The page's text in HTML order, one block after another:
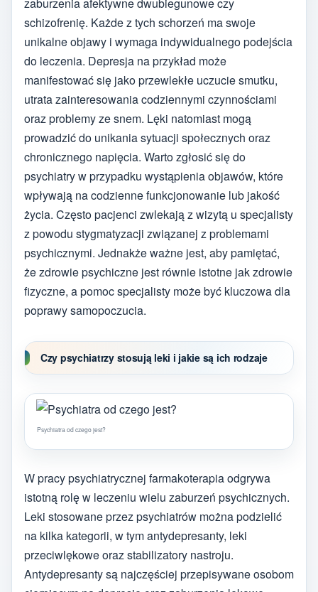
zaburzenia afektywne dwubiegunowe czy
schizofrenię. Każde z tych schorzeń ma swoje
unikalne objawy i wymaga indywidualnego podejścia
do leczenia. Depresja na przykład może
manifestować się jako przewlekłe uczucie smutku,
utrata zainteresowania codziennymi czynnościami
oraz problemy ze snem. Lęki natomiast mogą
prowadzić do unikania sytuacji społecznych oraz
chronicznego napięcia. Warto zgłosić się do
psychiatry w przypadku wystąpienia objawów, które
wpływają na codzienne funkcjonowanie lub jakość
życia. Często pacjenci zwlekają z wizytą u specjalisty
z powodu stygmatyzacji związanej z problemami
psychicznymi. Jednakże ważne jest, aby pamiętać,
że zdrowie psychiczne jest równie istotne jak zdrowie
fizyczne, a pomoc specjalisty może być kluczowa dla
poprawy samopoczucia.
Czy psychiatrzy stosują leki i jakie są ich rodzaje
Psychiatra od czego jest?
W pracy psychiatrycznej farmakoterapia odgrywa
istotną rolę w leczeniu wielu zaburzeń psychicznych.
Leki stosowane przez psychiatrów można podzielić
na kilka kategorii, w tym antydepresanty, leki
przeciwlękowe oraz stabilizatory nastroju.
Antydepresanty są najczęściej przepisywane osobom